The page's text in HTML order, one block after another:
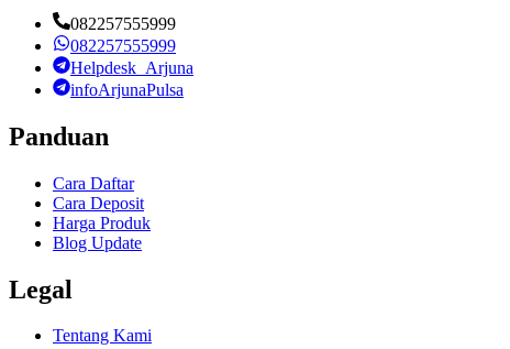
082257555999
082257555999
Helpdesk_Arjuna
infoArjunaPulsa
Panduan
Cara Daftar
Cara Deposit
Harga Produk
Blog Update
Legal
Tentang Kami